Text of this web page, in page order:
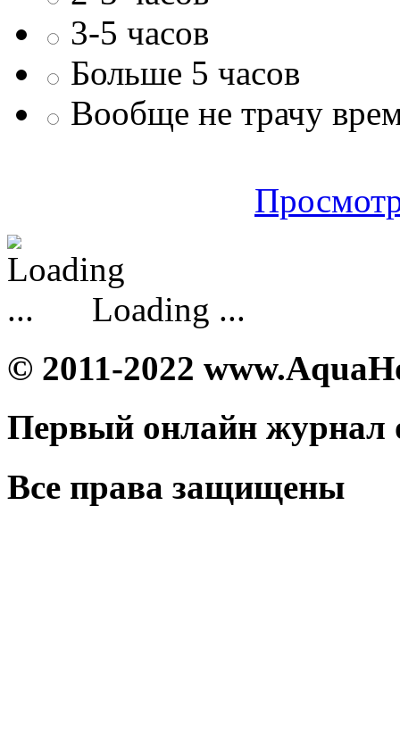
3-5 часов
Больше 5 часов
Вообще не трачу
Loading ...
© 2011-2022
Первый онлайн журнал
Все права защищены